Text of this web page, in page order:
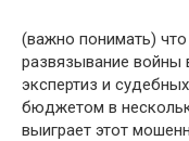
(важно понимать)
развязывание войны
экспертиз и
бюджетом в
выиграет этот